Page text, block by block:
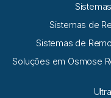
Sistemas de
Sistemas de
Soluções em Osmose